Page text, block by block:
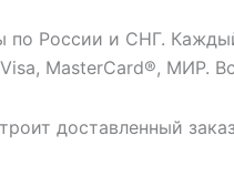
по России и СНГ.
MasterCard®, МИР.
доставленный